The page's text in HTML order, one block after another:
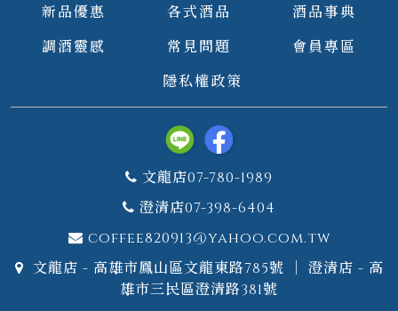
新品優惠 各式酒品
酒品事典
調酒靈感
常見問題
會員專區
隱私權政策
文龍店07-780-1989
澄清店07-398-6404
coffee820913@yahoo.com.tw
文龍店 - 高雄市鳳山區文龍東路785號 ｜ 澄清店 - 高
雄市三民區澄清路381號